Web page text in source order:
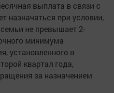
выплата в связи с
назначаться при условии,
не превышает 2-
минимума
установленного в
квартал года,
за назначением